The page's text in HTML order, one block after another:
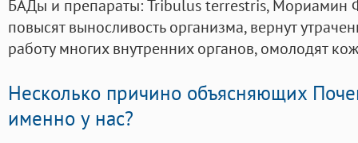
БАДы и препараты:Tribulus terrestris, Мориамин
повысят выносливость организма, вернут
работу многих внутренних органов, омолодят
Несколько причино объясняющих
именно у нас?